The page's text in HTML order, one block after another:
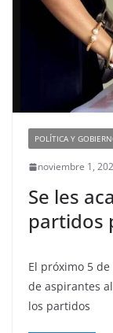
POLÍTICA Y
noviembre 1,
Se les
partidos
El próximo 5
de aspirantes
los partidos